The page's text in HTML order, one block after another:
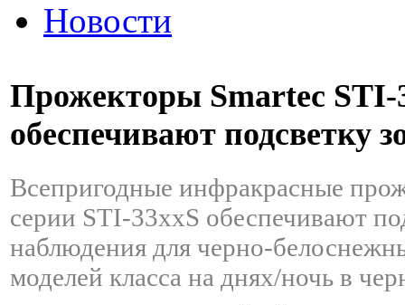
Новости
Прожекторы Smartec STI-
обеспечивают подсветку
Всепригодные инфракрасные
серии STI-33xxS обеспечивают
наблюдения для черно-
моделей класса на днях/ночь в